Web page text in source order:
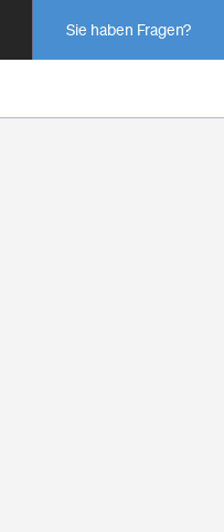
Sie haben Fragen?